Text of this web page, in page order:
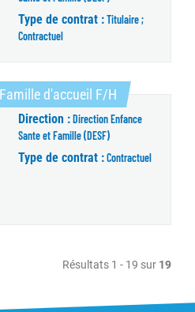
Type de contrat :Titulaire ;
Contractuel
d'accueil F/H (Nouvelle
Direction :Direction Enfance
Sante et Famille (DESF)
Type de contrat :Contractuel
Résultats 1 - 19 sur 19